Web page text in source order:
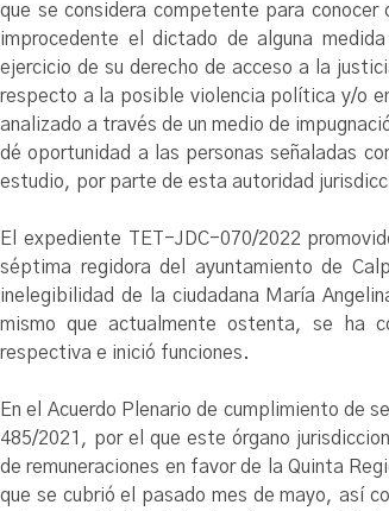
que se considera competente para
improcedente el dictado de alguna
ejercicio de su derecho de acceso a la
respecto a la posible violencia política y/o
analizado a través de un medio de
dé oportunidad a las personas señaladas
estudio, por parte de esta autoridad
El expediente TET-JDC-070/2022
séptima regidora del ayuntamiento de
inelegibilidad de la ciudadana María
mismo que actualmente ostenta, se ha
respectiva e inició funciones.
En el Acuerdo Plenario de cumplimiento de
485/2021, por el que este órgano
de remuneraciones en favor de la Quinta
que se cubrió el pasado mes de mayo, así